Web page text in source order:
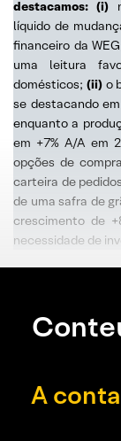
destacamos: (i)
líquido de
financeiro da
uma leitura
domésticos; (ii)o
se destacando
enquanto a
em +7% A/A em
opções de
carteira de
de uma safra de
crescimento de
necessidade de
A